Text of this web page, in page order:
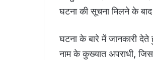
घटना की सूचना मिलने के
घटना के बारे में जानकारी देते
नाम के कुख्यात अपराधी,